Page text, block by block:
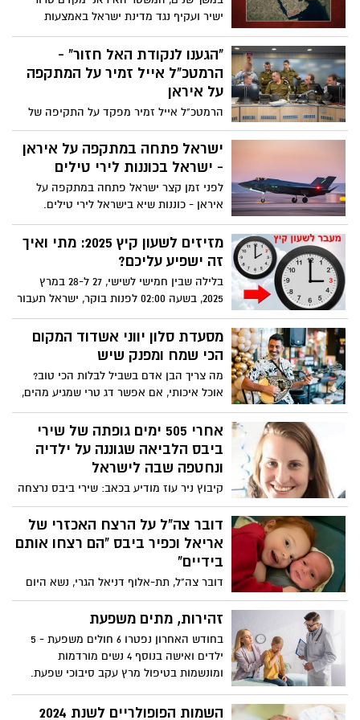
ישיר ועקיף נגד מדינת ישראל באמצעות
פיתוח נשק גרעיני, פיתוח טילים מתקדמים
וארוכה טווח וראשי נפץ ומימון והכוונת שלוחי
טרור ברחבי המזרח התיכון. הרצון להשמיד
את מדינת ישראל מעוגן בעקרונותיו של
המשטר האיראני הקיצוני עוד מראשית ימיו
ומנהיגי המשטר מצהירים עליו באופן פומבי.
"הגענו לנקודת האל חזור" -
הרמטכ"ל אייל זמיר על המתקפה
על איראן
הרמטכ"ל אייל זמיר מפקד על התקיפה של
ישראל באיראן - עשרות מטרות ביניהם חיסול
בכירי השלטון האיראני ומתקני הגרעין
האיראני. בהודעה לציבור אומר הרמטכ"ל: "כל
ישראל פתחה במתקפה על איראן
- ישראל בכוננות לירי טילים
לפני זמן קצר ישראל פתחה במתקפה על
איראן - כוננות שיא בישראל לירי טילים.
אזרחי ישראל נקראים להשאר סמוך למרחבים
מוגנים. האזעקות שהופעלו נועד לעדכן את
התושבים על מצב חירום בעורף
מזיזים לשעון קיץ 2025: מתי ואיך
זה ישפיע עליכם?
בלילה שבין חמישי לשישי, 27 ל-28 במרץ
2025, בשעה 02:00 לפנות בוקר, ישראל תעבור
לשעון קיץ, והמחוגים יוזזו שעה אחת קדימה.
המשמעות – נרוויח שעת אור נוספת בערב, אך
מנגד נישן שעה פחות בלילה שבין חמישי
מסעדת סלון יווני אשדוד המקום
הכי שמח ומפנק שיש
מה צריך הבן אדם בשביל לבלות הכי טוב?
אוכל איכותי, אם אפשר דג טרי שמגיע מהים,
מאזטים יווניים קלאסיים, סלטים מרעננים
פינוקים והפתעות שזורמות לשולחן (כשר),
מוזיקה טובה, אווירה שמחה ומשוחררת. כל
אלו ועוד מקבלים הבאים מכל קצוות הארץ
לסלון יווני אשדוד כולל לערבי הטברנות
המתקיימות פעמיים בשבוע במקום בימים
שלישי וחמישי. בשאר הימים - אווירה
רומנטית
אחרי 505 ימים גופתה של שירי
ביבס הלביאה שגוננה על ילדיה
ונחטפה שבה לישראל
קיבוץ ניר עוז מודיע בכאב: שירי ביבס נרצחה
בשבי חמאס וגופתה הושבה לישראל האמא
הלביאה, שגוננה בגופה על ילדיה מפני
מחבלים חסרי רחמים, שבה הביתה – אבל לא
כפי שייחלה מדינה שלמה. שירי ביבס,
ב-7 באוקטובר 2023, נרצחה במהלך השבי
של חוסר ודאות ותקווה שכבתה, גופתה
הועברה לישראל על ידי הצלב האדום.
דובר צה"ל על הרצח האכזרי של
אריאל וכפיר ביבס "הם רצחו אותם
בידיים"
דובר צה"ל, תת-אלוף דניאל הגרי, נשא היום
(שישי) הצהרה תקיפה ונרגשת על רקע הפרת
ההסכם מצד חמאס והשבת גופתה של אישה
עזתית במקום שירי ביבס. בהצהרה זו,
התייחס הגרי לחשיפת נסיבות הרצח
המזעזעות של כפיר ואריאל ביבס, שנרצחו
זהירות, מתים משפעת
בחודש האחרון נפטרו 6 חולים משפעת - 5
ילדים ואישה בנוסף 4 נשים מורדמות
ומונשמות בטיפול מרץ עקב סיבוכי שפעת.
2,057 חולים מאומתים בבתי החולים ברחבי
השמות הפופולריים לשנת 2024